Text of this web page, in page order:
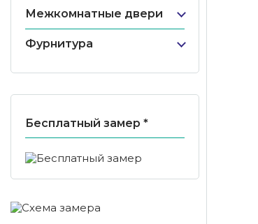
Межкомнатные двери
Фурнитура
Бесплатный замер *